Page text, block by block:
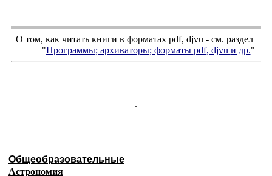
О том, как читать книги в форматах pdf, djvu - см. раздел
"Программы; архиваторы; форматы pdf, djvu и др."
.
Общеобразовательные
Астрономия